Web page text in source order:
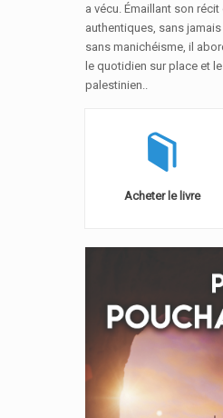
a vécu. Émaillant son
authentiques, sans
sans manichéisme, il
le quotidien sur place et
palestinien..
Acheter le livre